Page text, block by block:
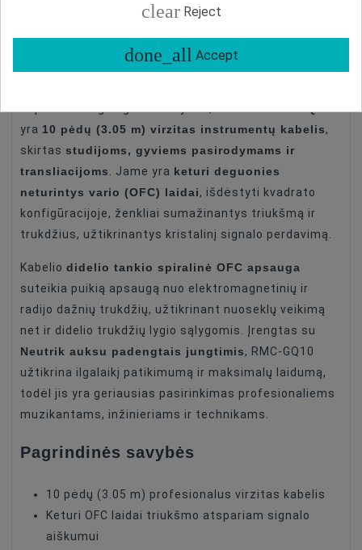
Specifikacijos
Roland RMC-GQ10
yra 10 pėdų (3.05 m) virzitas instrumentų kabelis,
skirtas studijoms, gyviems pasirodymams ir
transliacijoms
. Jame yra keturi deguonies
neturintys vario (OFC) laidai, išdėstyti kvadrato
konfigūracijoje, ženkliai sumažinantys triukšmą ir
trukdžius, užtikrinantys kristalinį signalo perdavimą.
Kabelio didelio tankio spiralinė OFC apsauga
suteikia puikią apsaugą nuo elektromagnetinių ir
radijo dažnių trukdžių, užtikrinant nuoseklų veikimą
net ir didelio trukdžių lygio sąlygomis. Įrengtas su
Neutrik auksu padengtais jungtimis, RMC-GQ10
užtikrina ilgalaikį patikimumą ir maksimalų laidumą,
todėl jis yra geriausias pasirinkimas profesionaliems
muzikantams, inžinieriams ir technikams.
Pagrindinės savybės
10 pėdų (3.05 m) profesionalus virzitas kabelis
Keturi OFC laidai triukšmo atspariam signalo
aiškumui
clear Reject
done_all Accept